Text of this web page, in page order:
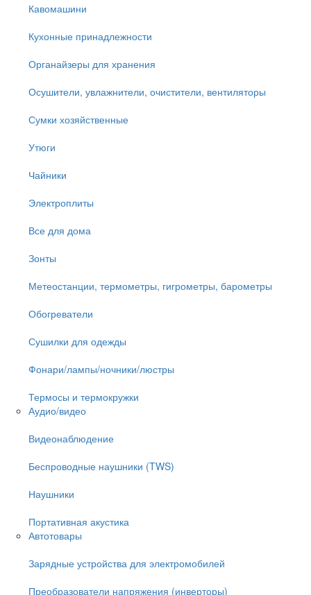
Кавомашини
Кухонные принадлежности
Органайзеры для хранения
Осушители, увлажнители, очистители, вентиляторы
Сумки хозяйственные
Утюги
Чайники
Электроплиты
Все для дома
Зонты
Метеостанции, термометры, гигрометры, барометры
Обогреватели
Сушилки для одежды
Фонари/лампы/ночники/люстры
Термосы и термокружки
Аудио/видео
Видеонаблюдение
Беспроводные наушники (TWS)
Наушники
Портативная акустика
Автотовары
Зарядные устройства для электромобилей
Преобразователи напряжения (инверторы)